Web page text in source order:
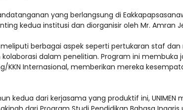
yang berlangsung di
kedua institusi dan diorganisir oleh Mr. Amran
berbagai aspek seperti pertukaran staf
dalam penelitian. Program ini membuka
KKN Internasional, memberikan mereka
kedua dari kerjasama yang produktif ini,